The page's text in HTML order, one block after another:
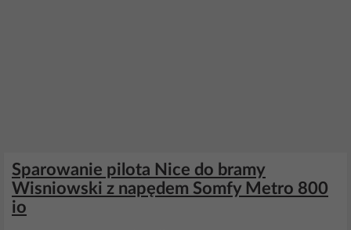
Sparowanie pilota Nice do bramy
Wisniowski z napędem Somfy Metro 800
io